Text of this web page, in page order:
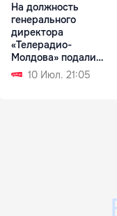
На должность
генерального
директора
«Телерадио-
Молдова» подали
заявки пять
10 Июл. 21:05